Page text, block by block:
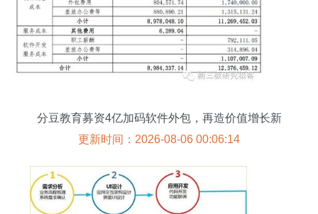
分豆教育募资4亿加码软件外包，再造价值增长新
引擎
更新时间：2026-08-06 00:06:14